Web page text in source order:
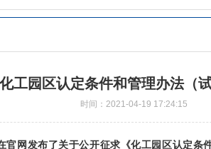
工园区认定条件和管理办法（
时间：2021-04-19 17:24:15
官网发布了关于公开征求《化工园区认定条